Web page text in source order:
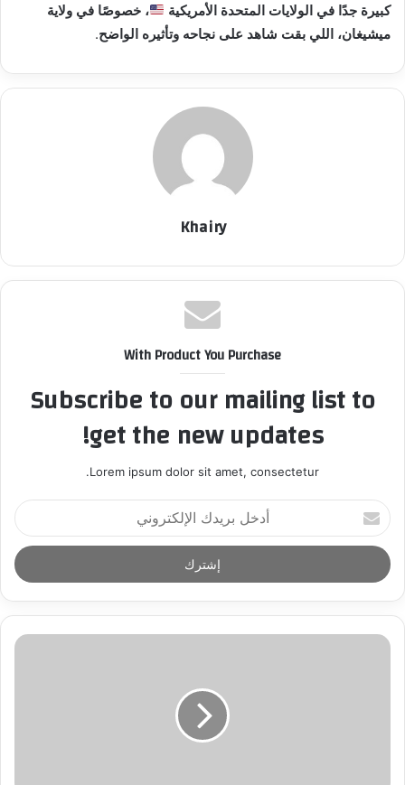
كبيرة جدًا في الولايات المتحدة الأمريكية
، خصوصًا في ولاية
ميشيغان، اللي بقت شاهد على نجاحه وتأثيره الواضح.
Khairy
With Product You Purchase
Subscribe to our mailing list to
get the new updates!
Lorem ipsum dolor sit amet, consectetur.
أ
د
خ
ل
ر
د